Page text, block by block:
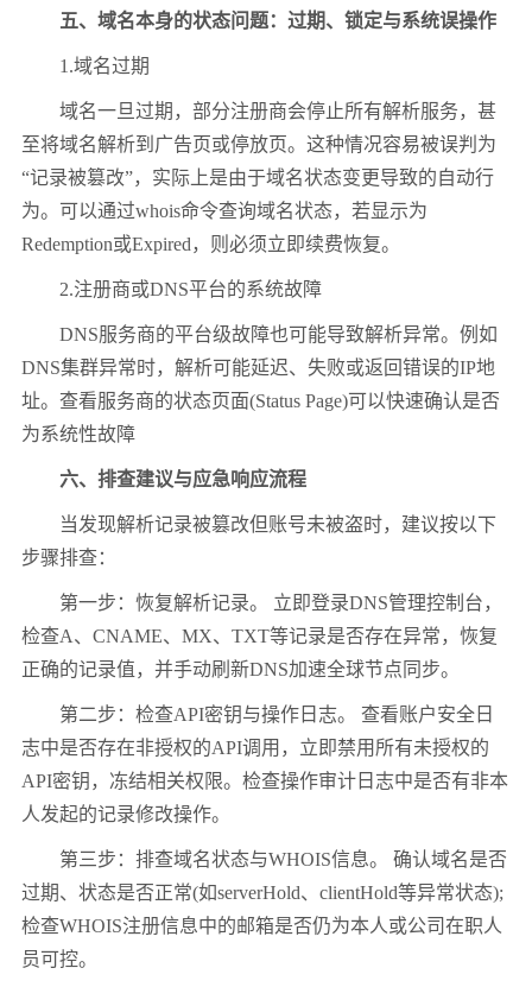
五、域名本身的状态问题：过期、锁定与系统误操作
1.域名过期
域名一旦过期，部分注册商会停止所有解析服务，甚
至将域名解析到广告页或停放页。这种情况容易被误判为
“记录被篡改”，实际上是由于域名状态变更导致的自动行
为。可以通过whois命令查询域名状态，若显示为
Redemption或Expired，则必须立即续费恢复。
2.注册商或DNS平台的系统故障
DNS服务商的平台级故障也可能导致解析异常。例如
DNS集群异常时，解析可能延迟、失败或返回错误的IP地
址。查看服务商的状态页面(Status Page)可以快速确认是否
为系统性故障
六、排查建议与应急响应流程
当发现解析记录被篡改但账号未被盗时，建议按以下
步骤排查：
第一步：恢复解析记录。 立即登录DNS管理控制台，
检查A、CNAME、MX、TXT等记录是否存在异常，恢复
正确的记录值，并手动刷新DNS加速全球节点同步。
第二步：检查API密钥与操作日志。 查看账户安全日
志中是否存在非授权的API调用，立即禁用所有未授权的
API密钥，冻结相关权限。检查操作审计日志中是否有非本
人发起的记录修改操作。
第三步：排查域名状态与WHOIS信息。 确认域名是否
过期、状态是否正常(如serverHold、clientHold等异常状态);
检查WHOIS注册信息中的邮箱是否仍为本人或公司在职人
员可控。